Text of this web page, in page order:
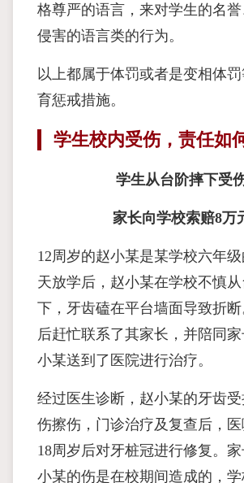
格尊严的语言，来对学生的名
侵害的语言类的行为。
以上都属于体罚或者是变相体
育惩戒措施。
学生校内受伤，责任如
学生从台阶摔下受
家长向学校索赔8万
12周岁的赵小某是某学校六年
天放学后，赵小某在学校不慎
下，牙齿磕在平台墙面导致折
后赶忙联系了其家长，并陪同
小某送到了医院进行治疗。
经过医生诊断，赵小某的牙齿
伤擦伤，门诊治疗及复查后，医
18周岁后对牙桩冠进行修复。
小某的伤是在校期间造成的，